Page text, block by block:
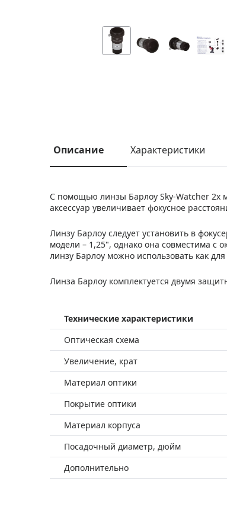
Астропланетарии
Описание Характеристики
С помощью линзы Барлоу Sky-Watcher 2x
аксессуар увеличивает фокусное
Линзу Барлоу следует установить в
модели – 1,25", однако она совместима с
линзу Барлоу можно использовать как
Линза Барлоу комплектуется двумя
Технические характеристики
Оптическая схема
Увеличение, крат
Материал оптики
Покрытие оптики
Материал корпуса
Посадочный диаметр, дюйм
Дополнительно